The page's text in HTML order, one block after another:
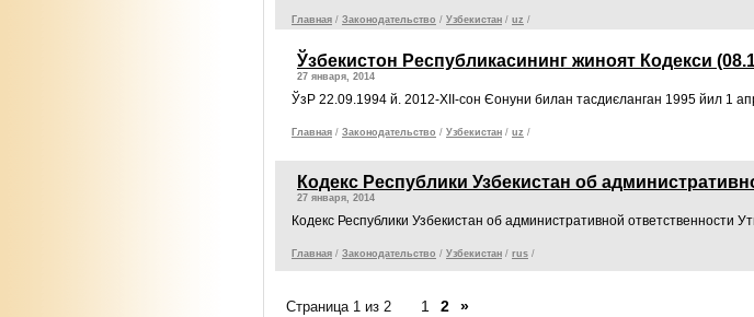
Главная / Законодательcтво / Узбекистан / uz /
Ўзбекистон Республикасининг жиноят Кодекси
27 января, 2014
ЎзР 22.09.1994 й. 2012-XII-сон Єонуни билан тасдиєланган 1995 йил 1
Главная / Законодательcтво / Узбекистан / uz /
Кодекс Республики Узбекистан об
27 января, 2014
Кодекс Республики Узбекистан об административной ответственности
Главная / Законодательcтво / Узбекистан / rus /
Страница 1 из 2 1 2 »